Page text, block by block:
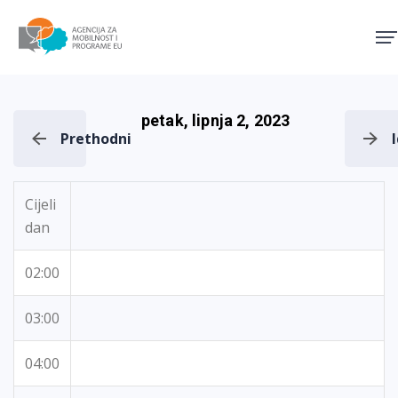
Prethodni
petak, lipnja 2, 2023
Cijeli
dan
02:00
03:00
04:00